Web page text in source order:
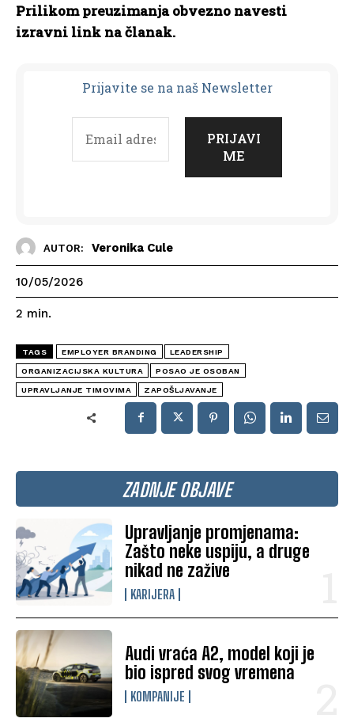
ZADNJE OBJAVE
Upravljanje promjenama:
Zašto neke uspiju, a druge
nikad ne zažive
KARIJERA
Audi vraća A2, model koji je
bio ispred svog vremena
KOMPANIJE
Prilikom preuzimanja obvezno navesti
izravni link na članak.
Prijavite se na naš Newsletter
AUTOR: Veronika Cule
10/05/2026
2 min.
TAGS EMPLOYER BRANDING LEADERSHIP
ORGANIZACIJSKA KULTURA POSAO JE OSOBAN
UPRAVLJANJE TIMOVIMA ZAPOŠLJAVANJE